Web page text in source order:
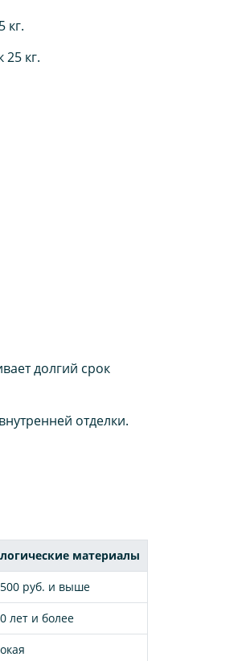
кг.
кг.
долгий срок
отделки.
материалы
руб. и выше
лет и более